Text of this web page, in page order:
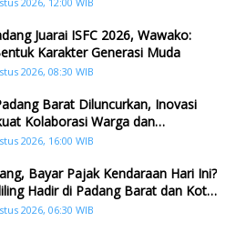
Juarai ISFC 2026, Wawako:
Karakter Generasi Muda
2026, 08:30 WIB
Barat Diluncurkan, Inovasi
Kolaborasi Warga dan
Persampahan
2026, 16:00 WIB
Bayar Pajak Kendaraan Hari Ini?
Hadir di Padang Barat dan Koto
2026, 06:30 WIB